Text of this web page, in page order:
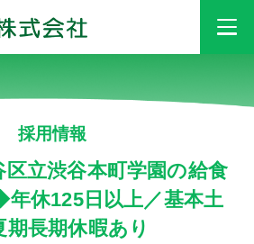
への取り組み
採用情報
区立渋谷本町学園の給食
休125日以上／基本土
期長期休暇あり